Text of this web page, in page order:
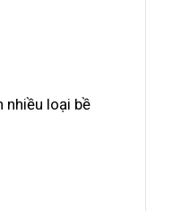
nhiều loại bề